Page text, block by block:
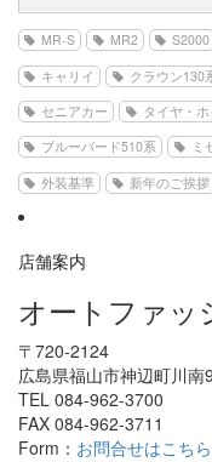
MR-S MR2 S2000
キャリイ
クラウン130
セニアカー
タイヤ・
ブルーバード510系
ミ
外装基準
新年のご挨拶
店舗案内
オートファッ
〒720-2124
広島県福山市神辺町川南
TEL 084-962-3700
FAX 084-962-3711
Form： お問合せはこち